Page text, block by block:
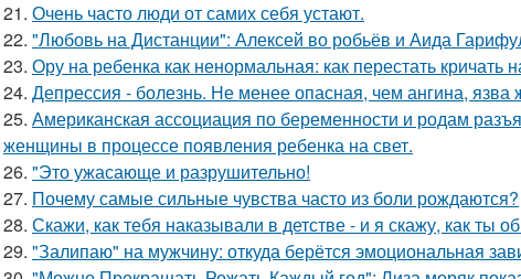
21. Очень часто люди от самих себя устают.
22. "Любовь на Дистанции": Алексей во робьёв и Аида
23. Ору на ребенка как ненормальная: как перестать кричать
24. Депрессия - болезнь. Не менее опасная, чем ангина, язва
25. Американская ассоциация по беременности и родам
женщины в процессе появления ребенка на свет.
26. "Это ужасающе и разрушительно!
27. Почему самые сильные чувства часто из боли рождаются?
28. Скажи, как тебя наказывали в детстве - и я скажу, как ты
29. "Залипаю" на мужчину: откуда берётся эмоциональная